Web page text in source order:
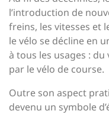
l’introduction de
freins, les vitesses et
le vélo se décline en
à tous les usages :
par le vélo de course.
Outre son aspect
devenu un symbole